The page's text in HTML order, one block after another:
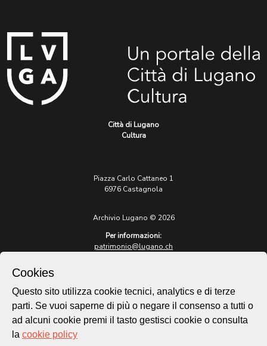
Città di Lugano
Cultura
Piazza Carlo Cattaneo 1
6976 Castagnola
Archivio Lugano © 2026
Per informazioni:
patrimonio@lugano.ch
lugano.ch
Cookie policy
Cookies
Questo sito utilizza cookie tecnici, analytics e di terze
parti. Se vuoi saperne di più o negare il consenso a tutti o
ad alcuni cookie premi il tasto gestisci cookie o consulta
la cookie policy